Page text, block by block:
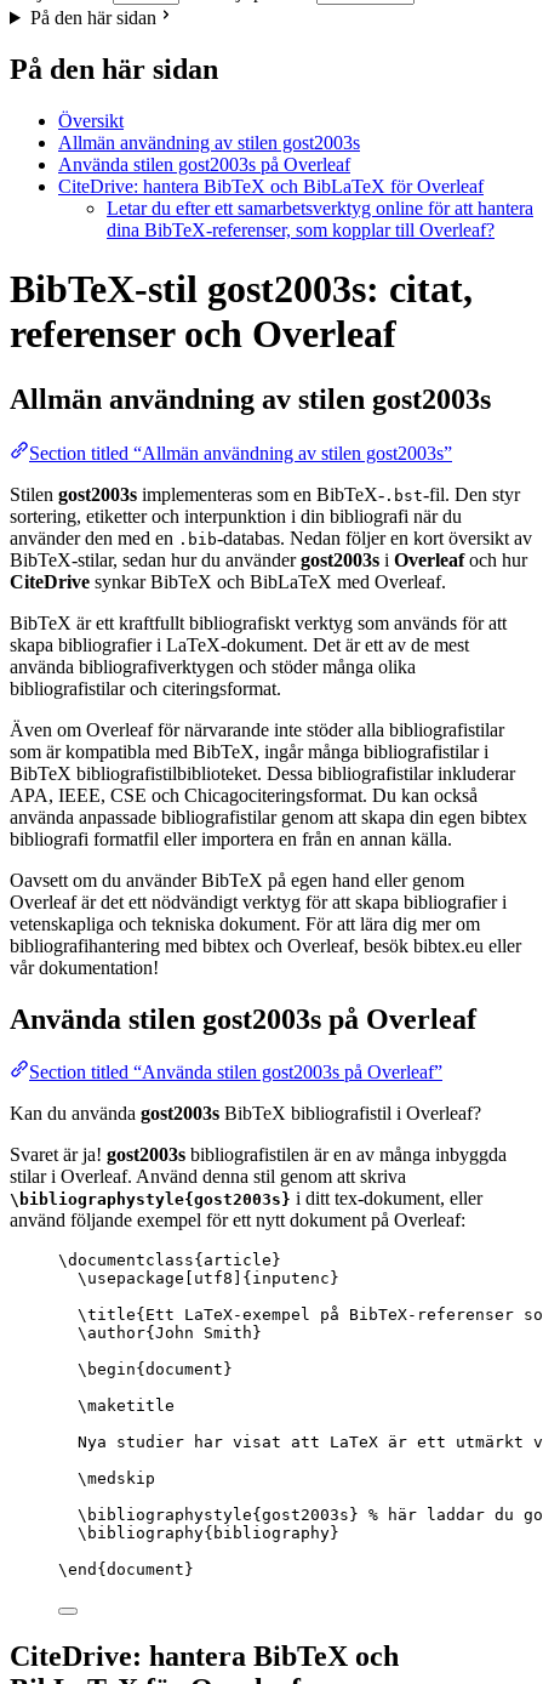
På den här sidan
På den här sidan
Översikt
Allmän användning av stilen gost2003s
Använda stilen gost2003s på Overleaf
CiteDrive: hantera BibTeX och BibLaTeX för Overleaf
Letar du efter ett samarbetsverktyg online för att hantera
dina BibTeX-referenser, som kopplar till Overleaf?
BibTeX-stil gost2003s: citat,
referenser och Overleaf
Allmän användning av stilen gost2003s
Section titled “Allmän användning av stilen gost2003s”
Stilen gost2003s implementeras som en BibTeX- .bst-fil. Den styr
sortering, etiketter och interpunktion i din bibliografi när du
använder den med en .bib-databas. Nedan följer en kort översikt av
BibTeX-stilar, sedan hur du användergost2003s i Overleafoch hur
CiteDrive synkar BibTeX och BibLaTeX med Overleaf.
BibTeX är ett kraftfullt bibliografiskt verktyg som används för att
skapa bibliografier i LaTeX-dokument. Det är ett av de mest
använda bibliografiverktygen och stöder många olika
bibliografistilar och citeringsformat.
Även om Overleaf för närvarande inte stöder alla bibliografistilar
som är kompatibla med BibTeX, ingår många bibliografistilar i
BibTeX bibliografistilbiblioteket. Dessa bibliografistilar inkluderar
APA, IEEE, CSE och Chicagociteringsformat. Du kan också
använda anpassade bibliografistilar genom att skapa din egen bibtex
bibliografi formatfil eller importera en från en annan källa.
Oavsett om du använder BibTeX på egen hand eller genom
Overleaf är det ett nödvändigt verktyg för att skapa bibliografier i
vetenskapliga och tekniska dokument. För att lära dig mer om
bibliografihantering med bibtex och Overleaf, besök bibtex.eu eller
vår dokumentation!
Använda stilen gost2003s på Overleaf
Section titled “Använda stilen gost2003s på Overleaf”
Kan du använda gost2003s BibTeX bibliografistil i Overleaf?
Svaret är ja! gost2003s bibliografistilen är en av många inbyggda
stilar i Overleaf. Använd denna stil genom att skriva
\bibliographystyle{gost2003s} i ditt tex-dokument, eller
använd följande exempel för ett nytt dokument på Overleaf:
\documentclass{ article }
\usepackage
utf8 ]{ inputenc }
\title{Ett LaTeX-exempel på BibTeX-
\author{John Smith}
\begin{ document }
\maketitle
Nya studier har visat att LaTeX är ett utmärkt
\medskip
\bibliographystyle{gost2003s} % här laddar du
\bibliography{bibliography}
\end { document }
CiteDrive: hantera BibTeX och